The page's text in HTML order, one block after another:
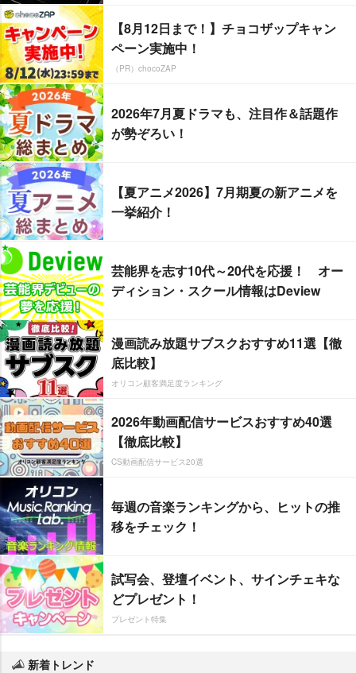
【8月12日まで！】チョコザップキャン
ペーン実施中！
（PR）chocoZAP
2026年7月夏ドラマも、注目作＆話題作
が勢ぞろい！
【夏アニメ2026】7月期夏の新アニメを
一挙紹介！
芸能界を志す10代～20代を応援！ オー
ディション・スクール情報はDeview
漫画読み放題サブスクおすすめ11選【徹
底比較】
オリコン顧客満足度ランキング
2026年動画配信サービスおすすめ40選
【徹底比較】
CS動画配信サービス20選
毎週の音楽ランキングから、ヒットの推
移をチェック！
試写会、登壇イベント、サインチェキな
どプレゼント！
プレゼント特集
新着トレンド